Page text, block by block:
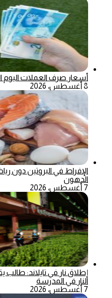
أسعار صرف العملات اليوم
8 أغسطس، 2026
الإفراط في البروتين دون
الدهون
7 أغسطس، 2026
إطلاق نار في تايلاند:
النار في المدرسة
7 أغسطس، 2026